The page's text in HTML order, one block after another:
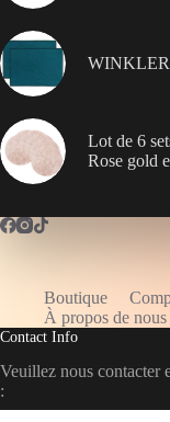
WINKLER
Lot de 6
Rose gold
Boutique
À propos de nous
Contact Info
Veuillez nous contacter
:
WELCOME5